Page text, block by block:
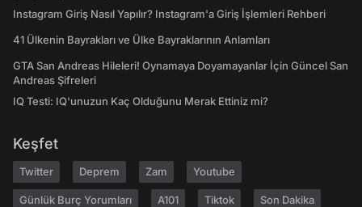
Instagram Giriş Nasıl Yapılır? Instagram'a Giriş İşlemleri Rehberi
41 Ülkenin Bayrakları ve Ülke Bayraklarının Anlamları
GTA San Andreas Hileleri! Oynamaya Doyamayanlar İçin Güncel San
Andreas Şifreleri
IQ Testi: IQ'unuzun Kaç Olduğunu Merak Ettiniz mi?
Keşfet
Twitter Deprem Zam Youtube
Günlük Burç Yorumları A101 Tiktok Son Dakika